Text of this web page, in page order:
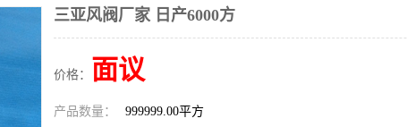
三亚风阀厂家 日产6000方
价格： 面议
产品数量： 999999.00平方